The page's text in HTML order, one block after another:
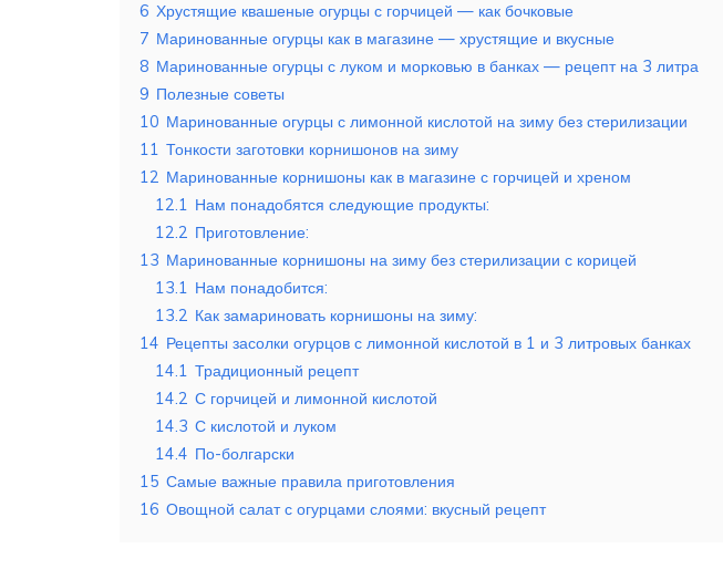
6 Хрустящие квашеные огурцы с горчицей — как бочковые
7 Маринованные огурцы как в магазине — хрустящие и вкусные
8 Маринованные огурцы с луком и морковью в банках — рецепт на 3 литра
9 Полезные советы
10 Маринованные огурцы с лимонной кислотой на зиму без стерилизации
11 Тонкости заготовки корнишонов на зиму
12 Маринованные корнишоны как в магазине с горчицей и хреном
12.1 Нам понадобятся следующие продукты:
12.2 Приготовление:
13 Маринованные корнишоны на зиму без стерилизации с корицей
13.1 Нам понадобится:
13.2 Как замариновать корнишоны на зиму:
14 Рецепты засолки огурцов с лимонной кислотой в 1 и 3 литровых банках
14.1 Традиционный рецепт
14.2 С горчицей и лимонной кислотой
14.3 С кислотой и луком
14.4 По-болгарски
15 Самые важные правила приготовления
16 Овощной салат с огурцами слоями: вкусный рецепт